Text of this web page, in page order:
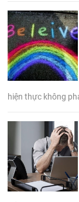
hiện thực không